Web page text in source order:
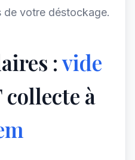
de votre déstockage.
:vide
collecte à